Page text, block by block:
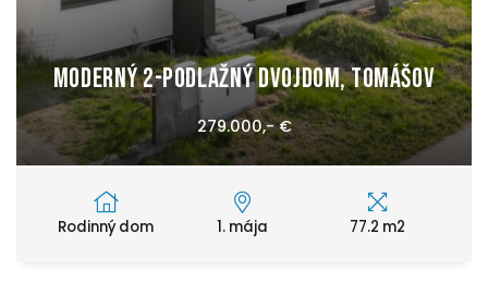
MODERNÝ 2-PODLAŽNÝ DVOJDOM, TOMÁŠOV
279.000,- €
Rodinný dom 1. mája 77.2 m2